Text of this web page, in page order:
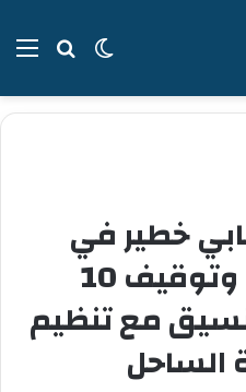
بحثالوضع
خطير في
عدة مدن مغربية وتوقيف 10
مع تنظيم